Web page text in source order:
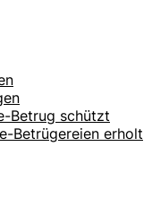
Betrug schützt
Betrügereien erholt